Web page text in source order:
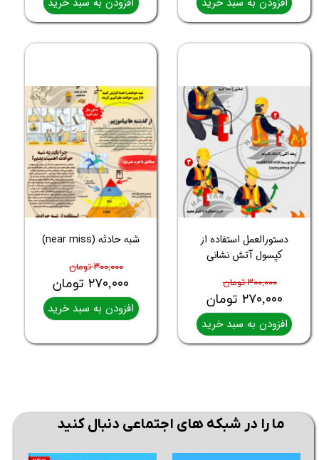
دستورالعمل استفاده از
کپسول آتش نشانی
۳۰۰,۰۰۰ تومان
۲۷۰,۰۰۰ تومان
افزودن به سبد خرید
شبه حادثه (near miss)
۳۰۰,۰۰۰ تومان
۲۷۰,۰۰۰ تومان
افزودن به سبد خرید
ما را در شبکه های اجتماعی دنبال کنید